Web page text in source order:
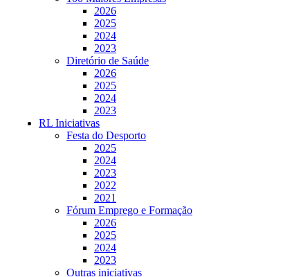
2026
2025
2024
2023
Diretório de Saúde
2026
2025
2024
2023
RL Iniciativas
Festa do Desporto
2025
2024
2023
2022
2021
Fórum Emprego e Formação
2026
2025
2024
2023
Outras iniciativas